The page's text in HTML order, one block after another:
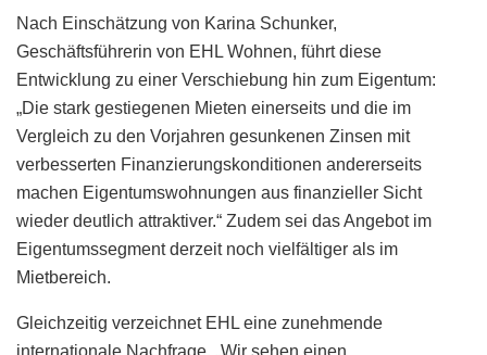
Nach Einschätzung von Karina Schunker,
Geschäftsführerin von EHL Wohnen, führt diese
Entwicklung zu einer Verschiebung hin zum Eigentum:
„Die stark gestiegenen Mieten einerseits und die im
Vergleich zu den Vorjahren gesunkenen Zinsen mit
verbesserten Finanzierungskonditionen andererseits
machen Eigentumswohnungen aus finanzieller Sicht
wieder deutlich attraktiver.“ Zudem sei das Angebot im
Eigentumssegment derzeit noch vielfältiger als im
Mietbereich.
Gleichzeitig verzeichnet EHL eine zunehmende
internationale Nachfrage. „Wir sehen einen